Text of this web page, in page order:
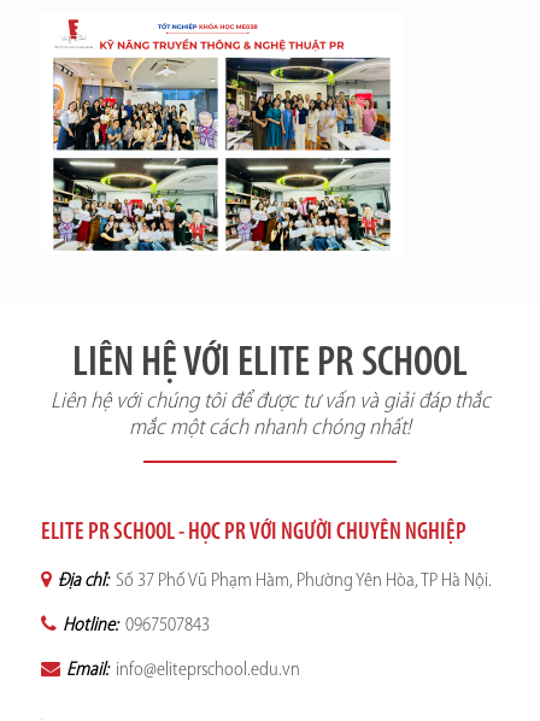
LIÊN HỆ VỚI ELITE PR SCHOOL
Liên hệ với chúng tôi để được tư vấn và giải đáp thắc
mắc một cách nhanh chóng nhất!
ELITE PR SCHOOL - HỌC PR VỚI NGƯỜI CHUYÊN NGHIỆP
Địa chỉ: Số 37 Phố Vũ Phạm Hàm, Phường Yên Hòa, TP Hà Nội.
Hotline: 0967507843
Email: info@eliteprschool.edu.vn